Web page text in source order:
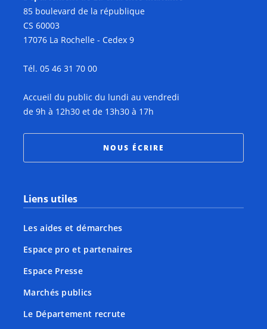
85 boulevard de la république
CS 60003
17076 La Rochelle - Cedex 9
Tél. 05 46 31 70 00
Accueil du public du lundi au vendredi
de 9h à 12h30 et de 13h30 à 17h
NOUS ÉCRIRE
Liens utiles
Les aides et démarches
Espace pro et partenaires
Espace Presse
Marchés publics
Le Département recrute